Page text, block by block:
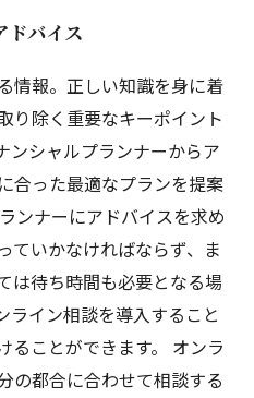
ドバイス
情報。正しい知識を身に着
り除く重要なキーポイント
ンシャルプランナーからア
合った最適なプランを提案
ンナーにアドバイスを求め
ていかなければならず、ま
は待ち時間も必要となる場
ライン相談を導入すること
ることができます。 オンラ
の都合に合わせて相談する